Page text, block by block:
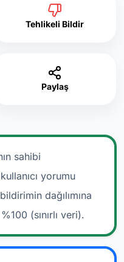
Tehlikeli Bildir
Paylaş
sahibi
yorumu
dağılımına
(sınırlı veri).